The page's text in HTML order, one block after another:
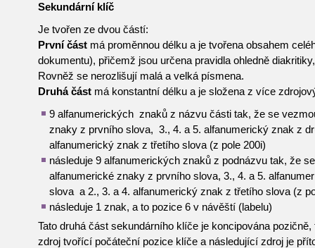
Sekundární klíč
Je tvořen ze dvou částí:
První část má proměnnou délku a je tvořena obsahem
dokumentu), přičemž jsou určena pravidla ohledně
Rovněž se nerozlišují malá a velká písmena.
Druhá část má konstantní délku a je složena z více
9 alfanumerických znaků z názvu části tak, že se
znaky z prvního slova, 3., 4. a 5. alfanumerický znak z
alfanumerický znak z třetího slova (z pole 200i)
následuje 9 alfanumerických znaků z podnázvu tak, že
alfanumerické znaky z prvního slova, 3., 4. a 5.
slova a 2., 3. a 4. alfanumerický znak z třetího slova (z
následuje 1 znak, a to pozice 6 v návěští (labelu)
Tato druhá část sekundárního klíče je koncipována
zdroj tvořící počáteční pozice klíče a následující zdroj je